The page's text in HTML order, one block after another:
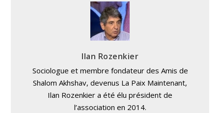
Ilan Rozenkier
Sociologue et membre fondateur des Amis de
Shalom Akhshav, devenus La Paix Maintenant,
Ilan Rozenkier a été élu président de
l’association en 2014.